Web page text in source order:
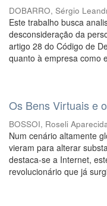
DOBARRO, Sérgio
Este trabalho busca
desconsideração da
artigo 28 do Código de
quanto à empresa como
Os Bens Virtuais e
BOSSOI, Roseli
Num cenário altamente
vieram para alterar
destaca-se a Internet,
revolucionário que já